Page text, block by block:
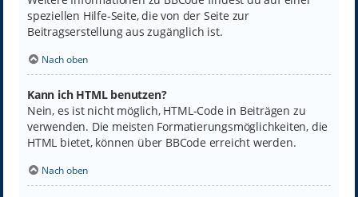
speziellen Hilfe-Seite, die von der Seite zur
Beitragserstellung aus zugänglich ist.
Nach oben
Kann ich HTML benutzen?
Nein, es ist nicht möglich, HTML-Code in Beiträgen zu
verwenden. Die meisten Formatierungsmöglichkeiten, die
HTML bietet, können über BBCode erreicht werden.
Nach oben